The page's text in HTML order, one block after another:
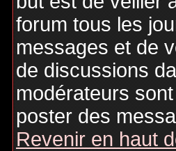
forum tous les
messages et de
de discussions
modérateurs
poster des
Revenir en haut